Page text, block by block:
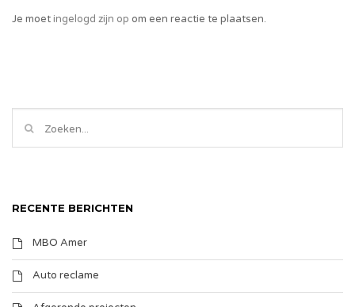
Je moetingelogd zijn op om een reactie te plaatsen.
RECENTE BERICHTEN
MBO Amer
Auto reclame